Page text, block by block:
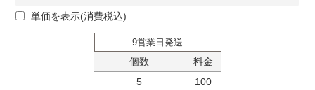
単価を表示(消費税込)
9営業日発送
個数
料金
5
100